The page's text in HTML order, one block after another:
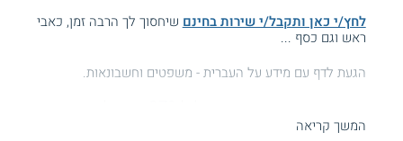
לחץ/י כאן ותקבל/י שירות בחינם שיחסוך לך הרבה זמן, כאבי
ראש וגם כסף ...
הגעת לדף עם מידע על העברית - משפטים וחשבונאות.
עזרנו גם לך? דרג אותנו:המשך קריאה